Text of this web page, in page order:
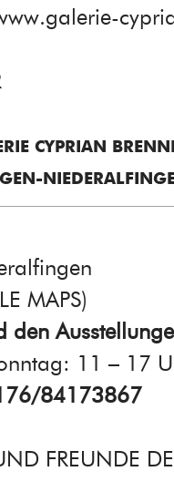
CYPRIAN
MAPS)
den
11 – 17
84173867
FREUNDE